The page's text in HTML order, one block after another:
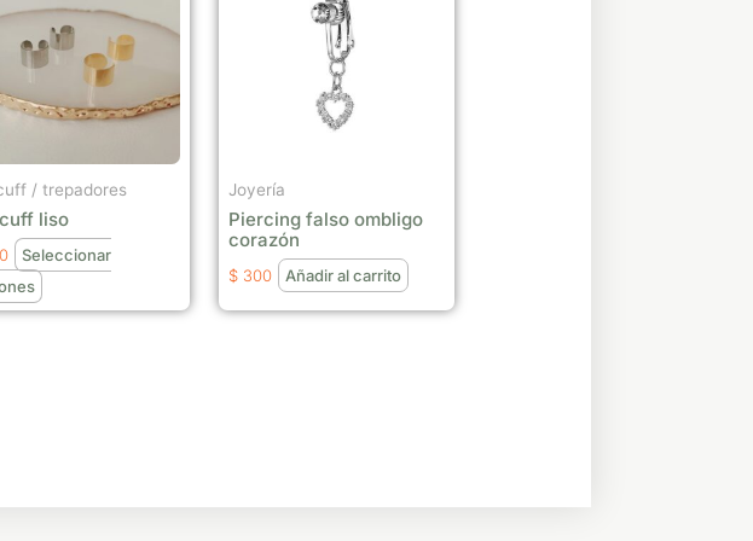
/ trepadores
liso
Seleccionar
tiene
múltiples
variantes.
Las
pueden
elegir
en
la
Joyería
Piercing falso ombligo
corazón
$ 300 Añadir al carrito